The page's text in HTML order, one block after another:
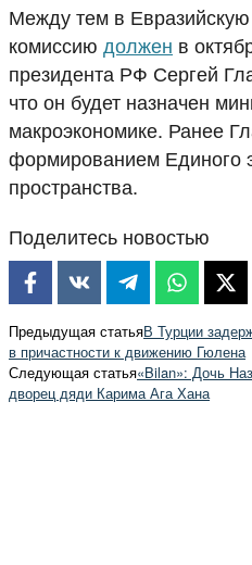
Между тем в
комиссию должен в
президента РФ Сергей
что он будет назначен
макроэкономике. Ранее
формированием Единого
пространства.
Поделитесь новостью
Предыдущая статьяВ Турции
в причастности к движению Гюлена
Следующая статья«Bilan»: Дочь
дворец дяди Карима Ага Хана